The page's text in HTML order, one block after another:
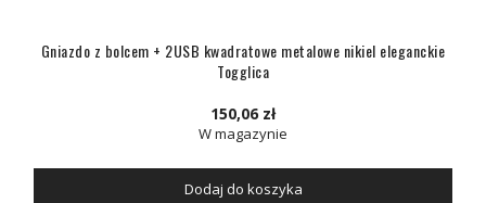
Gniazdo z bolcem + 2USB kwadratowe metalowe nikiel eleganckie
Togglica
150,06 zł
W magazynie
Dodaj do koszyka